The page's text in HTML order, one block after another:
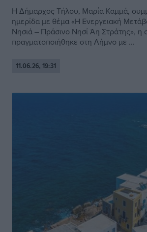
Η Δήμαρχος Τήλου, Μαρία Καμμά,
ημερίδα με θέμα «Η Ενεργειακή
Νησιά – Πράσινο Νησί Άη Στράτης», η
πραγματοποιήθηκε στη Λήμνο με ...
11.06.26, 19:31